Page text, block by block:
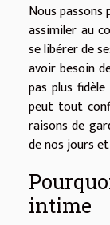
Nous
assimiler au
se libérer de
avoir besoin
pas plus
peut tout
raisons de
de nos jours
intime